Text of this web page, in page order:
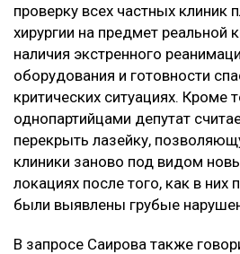
проверку всех частных клиник
хирургии на предмет реальной
наличия экстренного
оборудования и готовности
критических ситуациях. Кроме
однопартийцами депутат
перекрыть лазейку,
клиники заново под видом
локациях после того, как в них
были выявлены грубые
В запросе Саирова также